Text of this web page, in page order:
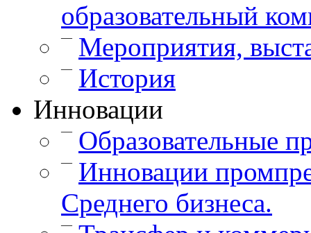
образовательный
— Мероприятия,
— История
Инновации
— Образовательные
— Инновации
Среднего бизнеса.
—